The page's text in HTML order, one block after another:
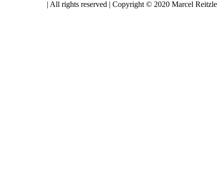
| All rights reserved | Copyright © 2020 Marcel Reitzle